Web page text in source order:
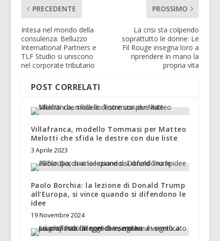
PRECEDENTE
Intesa nel mondo della
consulenza: Belluzzo
International Partners e
TLF Studio si uniscono
nel corporate tributario
PROSSIMO
La crisi sta colpendo
soprattutto le donne: Le
Fil Rouge insegna loro a
riprendere in mano la
propria vita
POST CORRELATI
Villafranca, modello Tommasi per Matteo
Melotti che sfida le destre con due liste
3 Aprile 2023
Paolo Borchia: la lezione di Donald Trump
all’Europa, si vince quando si difendono le
idee
19 Novembre 2024